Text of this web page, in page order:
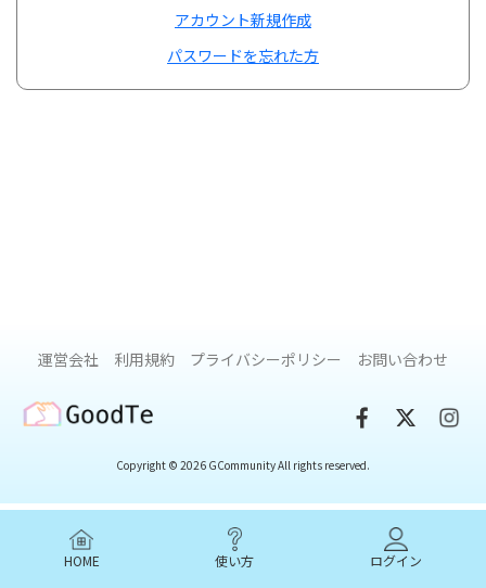
アカウント新規作成
パスワードを忘れた方
HOME 使い方 ログイン
運営会社 利用規約 プライバシーポリシー お問い合わせ
GoodTe
Copyright © 2026 GCommunity All rights reserved.